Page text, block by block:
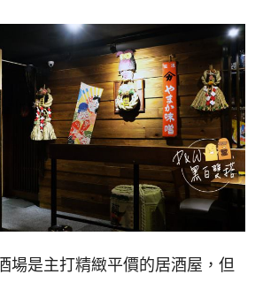
場是主打精緻平價的居酒屋，但